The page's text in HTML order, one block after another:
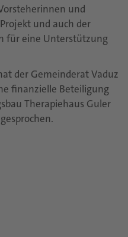
und
und auch der
für eine Unterstützung
der Gemeinderat Vaduz
finanzielle Beteiligung
Therapiehaus Guler